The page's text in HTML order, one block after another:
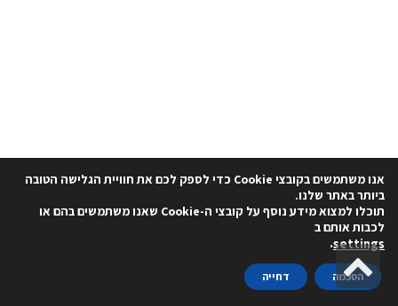
אנו משתמשים בקובצי Cookie כדי לספק לכם את חוויית הגלישה הטובה
ביותר באתר שלנו.
תוכלו למצוא מידע נוסף על קובצי ה-Cookie שאנו משתמשים בהם או
לכבות אותם ב
settings
.
הסכמה דחייה
גלילה
לראש